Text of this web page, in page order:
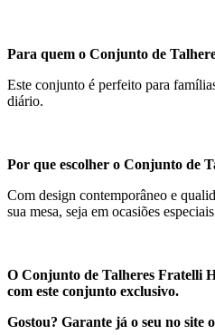
Para quem o Conjunto de
Este conjunto é perfeito para
diário.
Por que escolher o Conjunto de
Com design contemporâneo e
sua mesa, seja em ocasiões
O Conjunto de Talheres Fratelli
com este conjunto exclusivo.
Gostou? Garante já o seu no